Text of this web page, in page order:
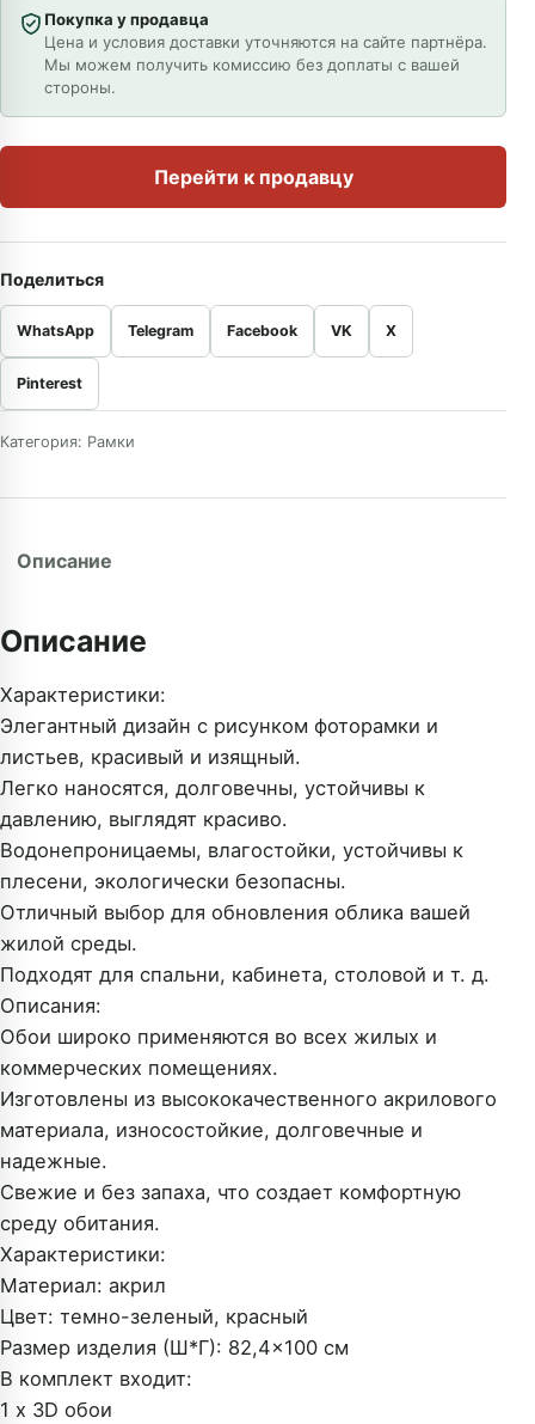
Покупка у продавца
Цена и условия доставки уточняются на сайте партнёра.
Мы можем получить комиссию без доплаты с вашей
стороны.
Перейти к продавцу
Поделиться
WhatsApp Telegram Facebook VK X
Pinterest
Категория: Рамки
Описание
Описание
Характеристики:
Элегантный дизайн с рисунком фоторамки и
листьев, красивый и изящный.
Легко наносятся, долговечны, устойчивы к
давлению, выглядят красиво.
Водонепроницаемы, влагостойки, устойчивы к
плесени, экологически безопасны.
Отличный выбор для обновления облика вашей
жилой среды.
Подходят для спальни, кабинета, столовой и т. д.
Описания:
Обои широко применяются во всех жилых и
коммерческих помещениях.
Изготовлены из высококачественного акрилового
материала, износостойкие, долговечные и
надежные.
Свежие и без запаха, что создает комфортную
среду обитания.
Характеристики:
Материал: акрил
Цвет: темно-зеленый, красный
Размер изделия (Ш*Г): 82,4×100 см
В комплект входит:
1 x 3D обои